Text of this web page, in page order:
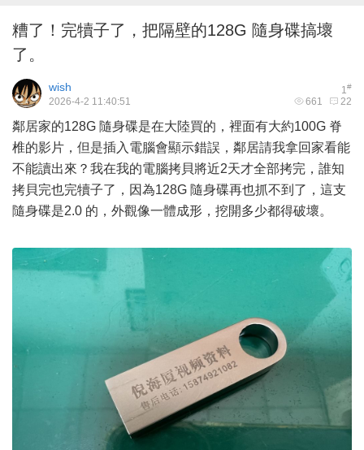
糟了！完犢子了，把隔壁的128G 隨身碟搞壞
了。
1#
wish
661 22
2026-4-2 11:40:51
鄰居家的128G 隨身碟是在大陸買的，裡面有大約100G 脊
椎的影片，但是插入電腦會顯示錯誤，鄰居請我拿回家看能
不能讀出來？我在我的電腦拷貝將近2天才全部拷完，誰知
拷貝完也完犢子了，因為128G 隨身碟再也抓不到了，這支
隨身碟是2.0 的，外觀像一體成形，挖開多少都得破壞。